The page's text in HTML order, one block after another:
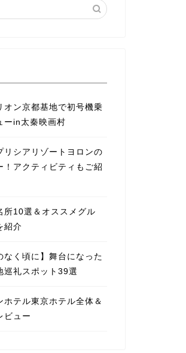
オン京都基地で初号機乗
ーin太秦映画村
リシアリゾートヨロンの
！アクティビティもご紹
所10選＆オススメグル
紹介
なく頃に】舞台になった
巡礼スポット39選
ホテル東京ホテル全体＆
ビュー